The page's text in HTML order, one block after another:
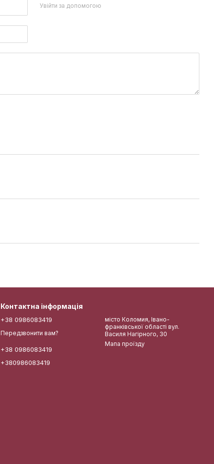
Увійти за допомогою
Контактна інформація
+38 0986083419
Передзвонити вам?
+38 0986083419
+380986083419
місто Коломия, Івано-
франківської області вул.
Василя Нагірного, 30
Мапа проїзду